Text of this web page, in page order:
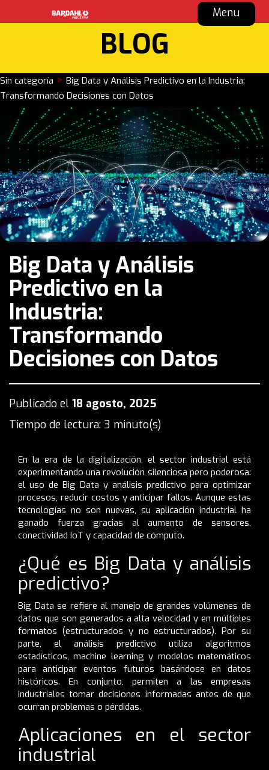
Menu
BLOG
Sin categoría > Big Data y Análisis Predictivo en la Industria:
Transformando Decisiones con Datos
Big Data y Análisis
Predictivo en la
Industria:
Transformando
Decisiones con Datos
Publicado el 18 agosto, 2025
Tiempo de lectura: 3 minuto(s)
En la era de la digitalización, el sector industrial está
experimentando una revolución silenciosa pero poderosa:
el uso de Big Data y análisis predictivo para optimizar
procesos, reducir costos y anticipar fallos. Aunque estas
tecnologías no son nuevas, su aplicación industrial ha
ganado fuerza gracias al aumento de sensores,
conectividad IoT y capacidad de cómputo.
¿Qué es Big Data y análisis
predictivo?
Big Data se refiere al manejo de grandes volúmenes de
datos que son generados a alta velocidad y en múltiples
formatos (estructurados y no estructurados). Por su
parte, el análisis predictivo utiliza algoritmos
estadísticos, machine learning y modelos matemáticos
para anticipar eventos futuros basándose en datos
históricos. En conjunto, permiten a las empresas
industriales tomar decisiones informadas antes de que
ocurran problemas o pérdidas.
Aplicaciones en el sector
industrial